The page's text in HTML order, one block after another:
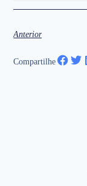
Anterior
Compartilhe